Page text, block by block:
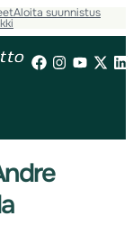
Aloita suunnistus